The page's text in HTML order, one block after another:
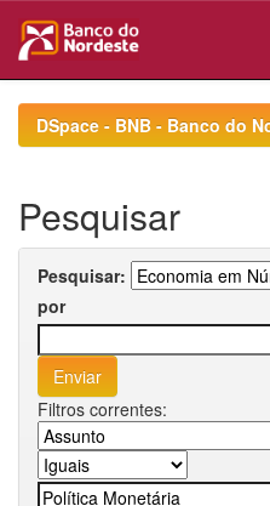
navigationDSpace - BNB - Banco do
Pesquisar
Pesquisar:
por
Filtros correntes: